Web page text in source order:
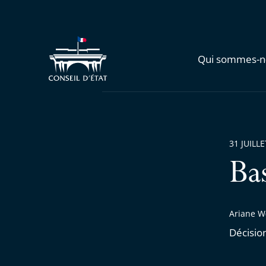
Qui sommes-
Ariane
31